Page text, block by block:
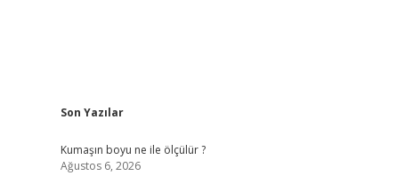
Sidebar
Son Yazılar
Kumaşın boyu ne ile ölçülür ?
Ağustos 6, 2026
hiltonbetBetexper giriş adresi